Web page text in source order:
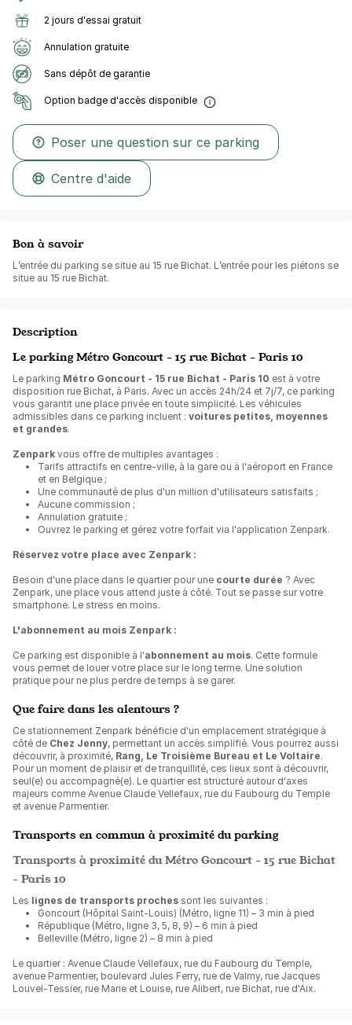
2 jours d'essai gratuit
Annulation gratuite
Sans dépôt de garantie
Option badge d'accès disponible
Poser une question sur ce parking
Centre d'aide
Bon à savoir
L’entrée du parking se situe au 15 rue Bichat. L’entrée pour les piétons se
situe au 15 rue Bichat.
Description
Le parking Métro Goncourt - 15 rue Bichat - Paris 10
Le parking Métro Goncourt - 15 rue Bichat - Paris 10 est à votre
disposition rue Bichat, à Paris. Avec un accès 24h/24 et 7j/7, ce parking
vous garantit une place privée en toute simplicité. Les véhicules
admissibles dans ce parking incluent : voitures petites, moyennes
et grandes.
Zenpark vous offre de multiples avantages :
Tarifs attractifs en centre-ville, à la gare ou à l'aéroport en France
et en Belgique ;
Une communauté de plus d'un million d'utilisateurs satisfaits ;
Aucune commission ;
Annulation gratuite ;
Ouvrez le parking et gérez votre forfait via l'application Zenpark.
Réservez votre place avec Zenpark :
Besoin d'une place dans le quartier pour une courte durée ? Avec
Zenpark, une place vous attend juste à côté. Tout se passe sur votre
smartphone. Le stress en moins.
L'abonnement au mois Zenpark :
Ce parking est disponible à l'abonnement au mois. Cette formule
vous permet de louer votre place sur le long terme. Une solution
pratique pour ne plus perdre de temps à se garer.
Que faire dans les alentours ?
Ce stationnement Zenpark bénéficie d'un emplacement stratégique à
côté de Chez Jenny, permettant un accès simplifié. Vous pourrez aussi
découvrir, à proximité, Rang, Le Troisième Bureau et Le Voltaire.
Pour un moment de plaisir et de tranquillité, ces lieux sont à découvrir,
seul(e) ou accompagné(e). Le quartier est structuré autour d'axes
majeurs comme Avenue Claude Vellefaux, rue du Faubourg du Temple
et avenue Parmentier.
Transports en commun à proximité du parking
Transports à proximité du Métro Goncourt - 15 rue Bichat
- Paris 10
Les lignes de transports proches sont les suivantes :
Goncourt (Hôpital Saint-Louis) (Métro, ligne 11) – 3 min à pied
République (Métro, ligne 3, 5, 8, 9) – 6 min à pied
Belleville (Métro, ligne 2) – 8 min à pied
Le quartier : Avenue Claude Vellefaux, rue du Faubourg du Temple,
avenue Parmentier, boulevard Jules Ferry, rue de Valmy, rue Jacques
Louvel-Tessier, rue Marie et Louise, rue Alibert, rue Bichat, rue d'Aix.